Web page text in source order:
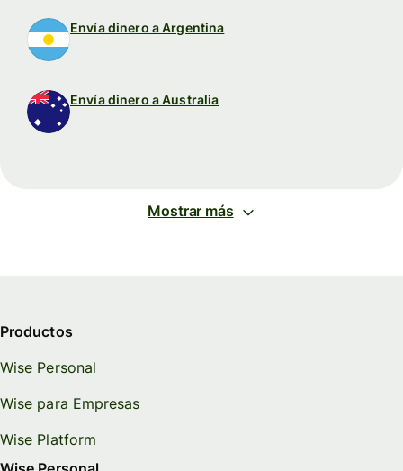
Envía dinero a Argentina
Envía dinero a Australia
Mostrar más
Productos
Wise Personal
Wise para Empresas
Wise Platform